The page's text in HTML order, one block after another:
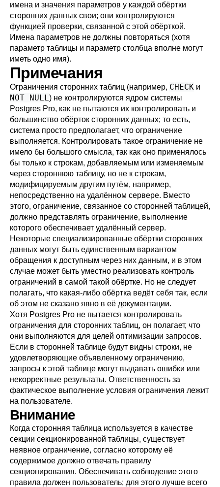
имена и значения параметров у каждой обёртки
сторонних данных свои; они контролируются
функцией проверки, связанной с этой обёрткой.
Имена параметров не должны повторяться (хотя
параметр таблицы и параметр столбца вполне могут
иметь одно имя).
Примечания
Ограничения сторонних таблиц (например, CHECK и
NOT NULL) не контролируются ядром системы
Postgres Pro, как не пытаются их контролировать и
большинство обёрток сторонних данных; то есть,
система просто предполагает, что ограничение
выполняется. Контролировать такое ограничение не
имело бы большого смысла, так как оно применялось
бы только к строкам, добавляемым или изменяемым
через стороннюю таблицу, но не к строкам,
модифицируемым другим путём, например,
непосредственно на удалённом сервере. Вместо
этого, ограничение, связанное со сторонней таблицей,
должно представлять ограничение, выполнение
которого обеспечивает удалённый сервер.
Некоторые специализированные обёртки сторонних
данных могут быть единственным вариантом
обращения к доступным через них данным, и в этом
случае может быть уместно реализовать контроль
ограничений в самой такой обёртке. Но не следует
полагать, что какая-либо обёртка ведёт себя так, если
об этом не сказано явно в её документации.
Хотя Postgres Pro не пытается контролировать
ограничения для сторонних таблиц, он полагает, что
они выполняются для целей оптимизации запросов.
Если в сторонней таблице будут видны строки, не
удовлетворяющие объявленному ограничению,
запросы к этой таблице могут выдавать ошибки или
некорректные результаты. Ответственность за
фактическое выполнение условия ограничения лежит
на пользователе.
Внимание
Когда сторонняя таблица используется в качестве
секции секционированной таблицы, существует
неявное ограничение, согласно которому её
содержимое должно отвечать правилу
секционирования. Обеспечивать соблюдение этого
правила должен пользователь; для этого лучше всего